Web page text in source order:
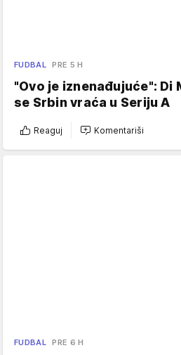
FUDBAL PRE 5 H
"Ovo je iznenađujuće": Di
se Srbin vraća u Seriju A
Reaguj Komentariši
FUDBAL PRE 6 H